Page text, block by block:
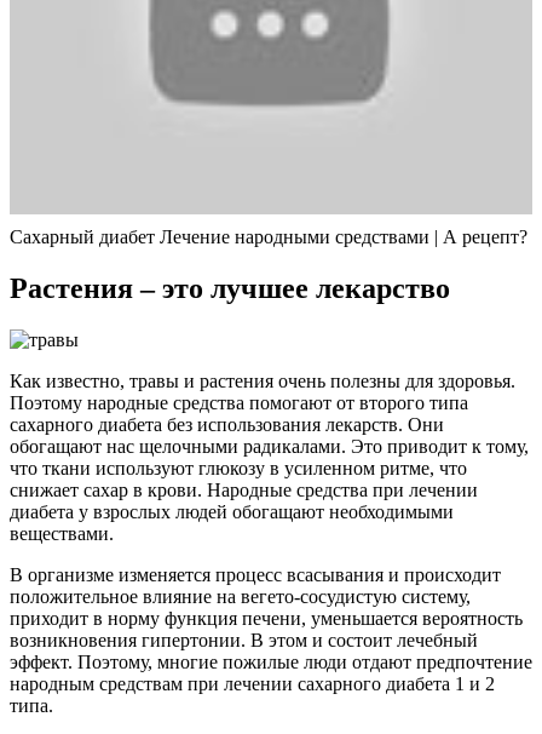
Сахарный диабет Лечение народными средствами | А рецепт?
Растения – это лучшее лекарство
Как известно, травы и растения очень полезны для здоровья.
Поэтому народные средства помогают от второго типа
сахарного диабета без использования лекарств. Они
обогащают нас щелочными радикалами. Это приводит к тому,
что ткани используют глюкозу в усиленном ритме, что
снижает сахар в крови. Народные средства при лечении
диабета у взрослых людей обогащают необходимыми
веществами.
В организме изменяется процесс всасывания и происходит
положительное влияние на вегето-сосудистую систему,
приходит в норму функция печени, уменьшается вероятность
возникновения гипертонии. В этом и состоит лечебный
эффект. Поэтому, многие пожилые люди отдают предпочтение
народным средствам при лечении сахарного диабета 1 и 2
типа.